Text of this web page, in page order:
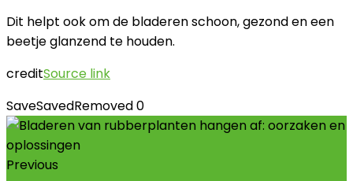
Dit helpt ook om de bladeren schoon, gezond en een
beetje glanzend te houden.
creditSource link
SaveSavedRemoved0
Previous